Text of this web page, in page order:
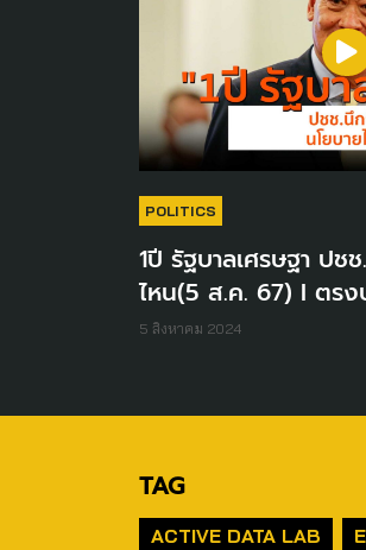
POLITICS
1ปี รัฐบาลเศรษฐา ปช
ไหน(5 ส.ค. 67) I ตรง
5 สิงหาคม 2024
TAG
ACTIVE DATA LAB